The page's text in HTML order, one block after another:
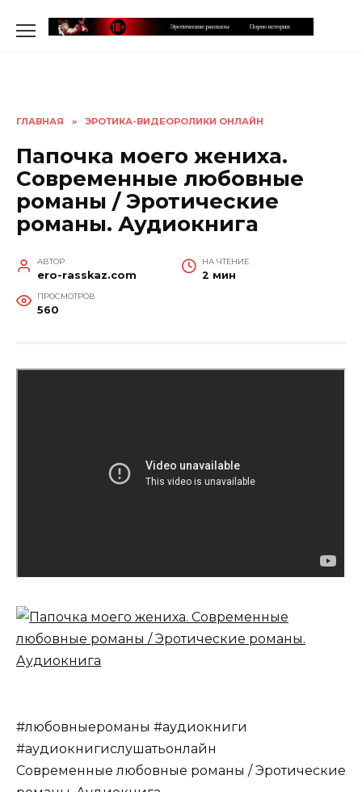
ГЛАВНАЯ » ЭРОТИКА-ВИДЕОРОЛИКИ ОНЛАЙН
Папочка моего жениха.
Современные любовные
романы / Эротические
романы. Аудиокнига
АВТОР
ero-rasskaz.com
НА ЧТЕНИЕ
2 мин
ПРОСМОТРОВ
560
#любовныероманы #аудиокниги
#аудиокнигислушатьонлайн
Современные любовные романы / Эротические